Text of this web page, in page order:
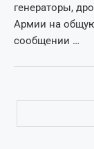
генераторы,
Армии на
сообщении …